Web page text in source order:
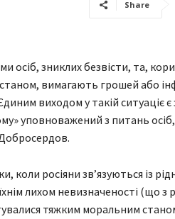
Share
осіб, зниклих безвісти, та,
вимагають грошей або
виходом у такій ситуаціє
уповноважений з питань
коли росіяни зв’язуються із
лихом невизначеності (що з
тяжким моральним